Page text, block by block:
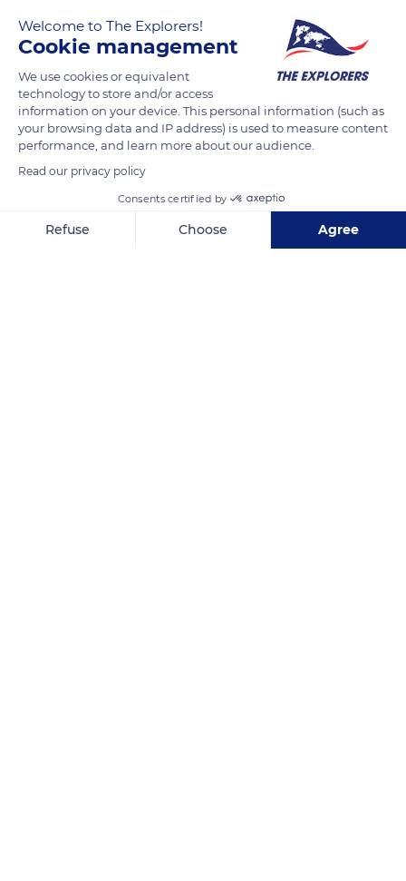
d’origine a été respectée.
READ MORE TRANSLATE
Welcome to The Explorers!
Cookie management
We use cookies or equivalent
technology to store and/or access
information on your device. This personal information (such as
your browsing data and IP address) is used to measure content
performance, and learn more about our audience.
Read our privacy policy
Consents certified by
Refuse Choose Agree